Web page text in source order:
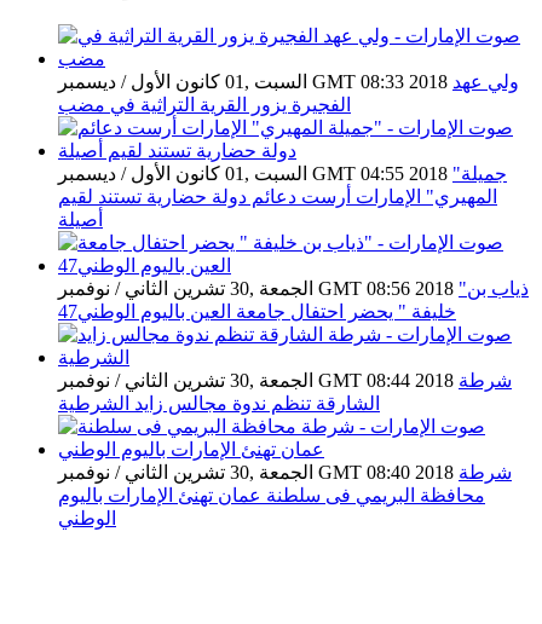
السبت ,01 كانون الأول / ديسمبر GMT 08:33 2018 ولي عهد
الفجيرة يزور القرية التراثية في مضب
السبت ,01 كانون الأول / ديسمبر GMT 04:55 2018 "جميلة
المهيري" الإمارات أرست دعائم دولة حضارية تستند لقيم
أصيلة
الجمعة ,30 تشرين الثاني / نوفمبر GMT 08:56 2018 "ذياب بن
خليفة " يحضر احتفال جامعة العين باليوم الوطني47
الجمعة ,30 تشرين الثاني / نوفمبر GMT 08:44 2018 شرطة
الشارقة تنظم ندوة مجالس زايد الشرطية
الجمعة ,30 تشرين الثاني / نوفمبر GMT 08:40 2018 شرطة
محافظة البريمي فى سلطنة عمان تهنئ الإمارات باليوم
الوطني